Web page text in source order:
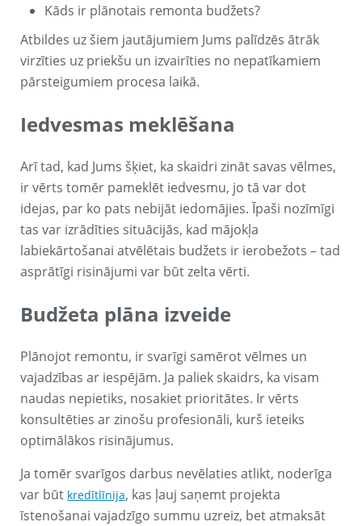
Kāds ir plānotais remonta budžets?
Atbildes uz šiem jautājumiem Jums palīdzēs ātrāk
virzīties uz priekšu un izvairīties no nepatīkamiem
pārsteigumiem procesa laikā.
Iedvesmas meklēšana
Arī tad, kad Jums šķiet, ka skaidri zināt savas vēlmes,
ir vērts tomēr pameklēt iedvesmu, jo tā var dot
idejas, par ko pats nebijāt iedomājies. Īpaši nozīmīgi
tas var izrādīties situācijās, kad mājokļa
labiekārtošanai atvēlētais budžets ir ierobežots – tad
asprātīgi risinājumi var būt zelta vērti.
Budžeta plāna izveide
Plānojot remontu, ir svarīgi samērot vēlmes un
vajadzības ar iespējām. Ja paliek skaidrs, ka visam
naudas nepietiks, nosakiet prioritātes. Ir vērts
konsultēties ar zinošu profesionāli, kurš ieteiks
optimālākos risinājumus.
Ja tomēr svarīgos darbus nevēlaties atlikt, noderīga
var būt kredītlīnija, kas ļauj saņemt projekta
īstenošanai vajadzīgo summu uzreiz, bet atmaksāt